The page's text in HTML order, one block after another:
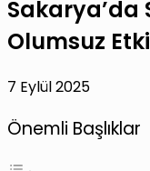
Sakarya’da
Olumsuz
7 Eylül 2025
Önemli Başlıklar